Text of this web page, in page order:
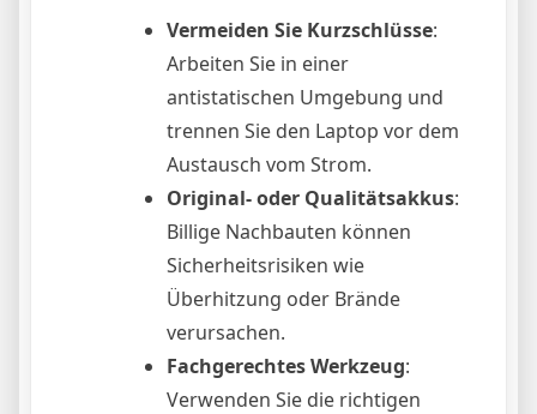
Vermeiden Sie Kurzschlüsse:
Arbeiten Sie in einer
antistatischen Umgebung und
trennen Sie den Laptop vor dem
Austausch vom Strom.
Original- oder Qualitätsakkus:
Billige Nachbauten können
Sicherheitsrisiken wie
Überhitzung oder Brände
verursachen.
Fachgerechtes Werkzeug:
Verwenden Sie die richtigen